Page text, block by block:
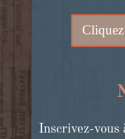
Inscrivez-